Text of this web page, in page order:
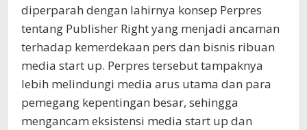
diperparah dengan lahirnya konsep Perpres
tentang Publisher Right yang menjadi ancaman
terhadap kemerdekaan pers dan bisnis ribuan
media start up. Perpres tersebut tampaknya
lebih melindungi media arus utama dan para
pemegang kepentingan besar, sehingga
mengancam eksistensi media start up dan